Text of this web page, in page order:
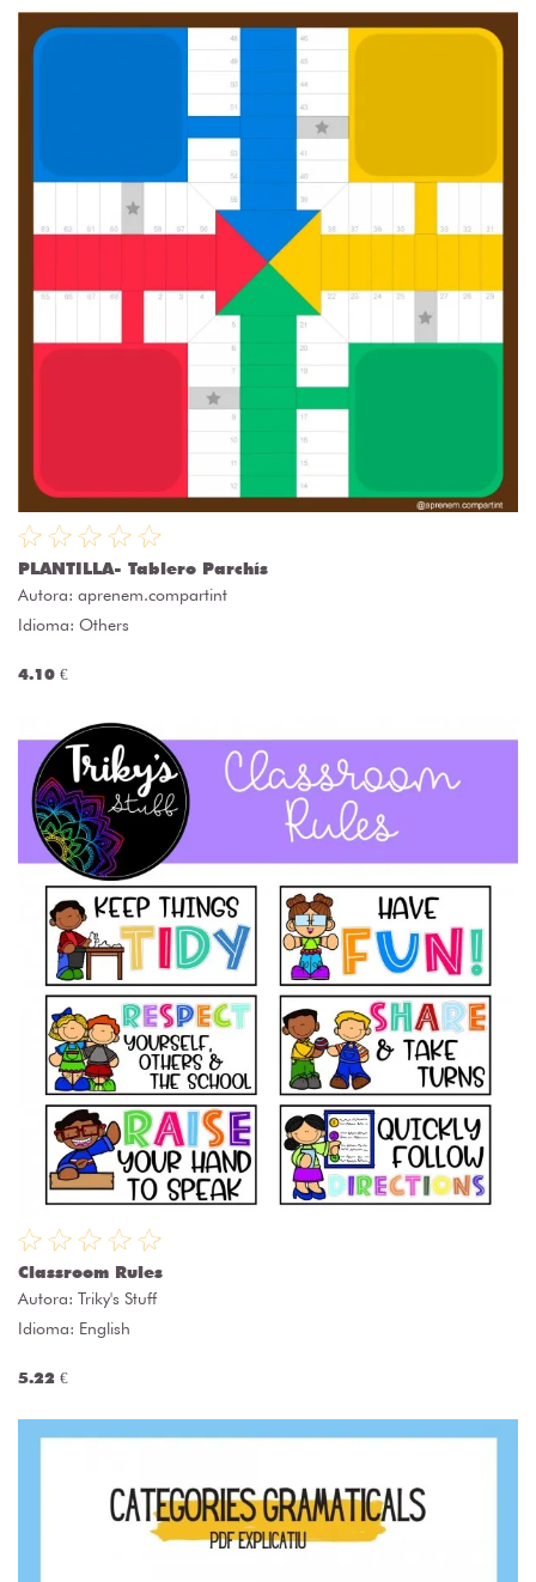
PLANTILLA- Tablero Parchís
Autora: aprenem.compartint
Idioma: Others
4.10 €
Classroom Rules
Autora: Triky's Stuff
Idioma: English
5.22 €